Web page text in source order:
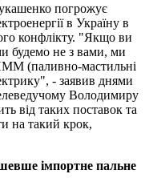
погрожує
в Україну в
конфлікту. "Якщо ви
будемо не з вами, ми
(паливно-мастильні
- заявив днями
Володимиру
від таких поставок та
на такий крок,
імпортне пальне